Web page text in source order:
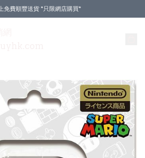
免費順豐送貨 *只限網店購買*